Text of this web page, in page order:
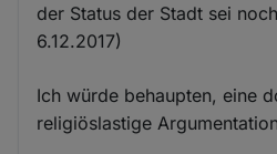
der Status der Stadt sei
6.12.2017)
Ich würde behaupten, eine
religiöslastige